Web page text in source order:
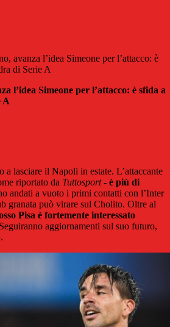
avanza l’idea Simeone per l’attacco: è
di Serie A
l’idea Simeone per l’attacco: è sfida a
A
a lasciare il Napoli in estate. L’attaccante
riportato da Tuttosport- è più di
andati a vuoto i primi contatti con l’Inter
granata può virare sul Cholito. Oltre al
Pisa è fortemente interessato
aggiornamenti sul suo futuro,